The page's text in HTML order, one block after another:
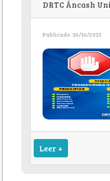
DRTC Áncash
Publicado :10/10/2025
Leer +